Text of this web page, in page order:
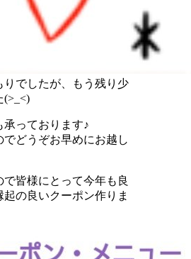
でしたが、もう残り少
(>_<)
っております♪
どうぞお早めにお越し
皆様にとって今年も良
の良いクーポン作りま